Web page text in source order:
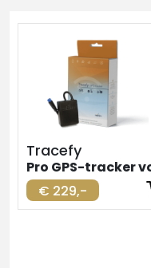
Tracefy
€ 229,-